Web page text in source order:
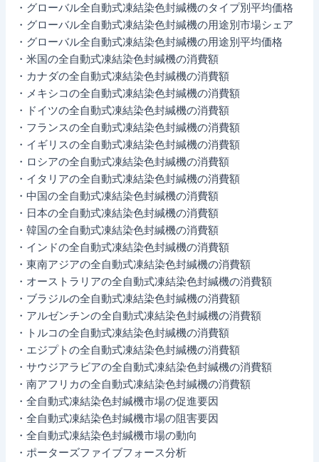
・グローバル全自動式凍結染色封緘機のタイプ別平均価格
・グローバル全自動式凍結染色封緘機の用途別市場シェア
・グローバル全自動式凍結染色封緘機の用途別平均価格
・米国の全自動式凍結染色封緘機の消費額
・カナダの全自動式凍結染色封緘機の消費額
・メキシコの全自動式凍結染色封緘機の消費額
・ドイツの全自動式凍結染色封緘機の消費額
・フランスの全自動式凍結染色封緘機の消費額
・イギリスの全自動式凍結染色封緘機の消費額
・ロシアの全自動式凍結染色封緘機の消費額
・イタリアの全自動式凍結染色封緘機の消費額
・中国の全自動式凍結染色封緘機の消費額
・日本の全自動式凍結染色封緘機の消費額
・韓国の全自動式凍結染色封緘機の消費額
・インドの全自動式凍結染色封緘機の消費額
・東南アジアの全自動式凍結染色封緘機の消費額
・オーストラリアの全自動式凍結染色封緘機の消費額
・ブラジルの全自動式凍結染色封緘機の消費額
・アルゼンチンの全自動式凍結染色封緘機の消費額
・トルコの全自動式凍結染色封緘機の消費額
・エジプトの全自動式凍結染色封緘機の消費額
・サウジアラビアの全自動式凍結染色封緘機の消費額
・南アフリカの全自動式凍結染色封緘機の消費額
・全自動式凍結染色封緘機市場の促進要因
・全自動式凍結染色封緘機市場の阻害要因
・全自動式凍結染色封緘機市場の動向
・ポーターズファイブフォース分析